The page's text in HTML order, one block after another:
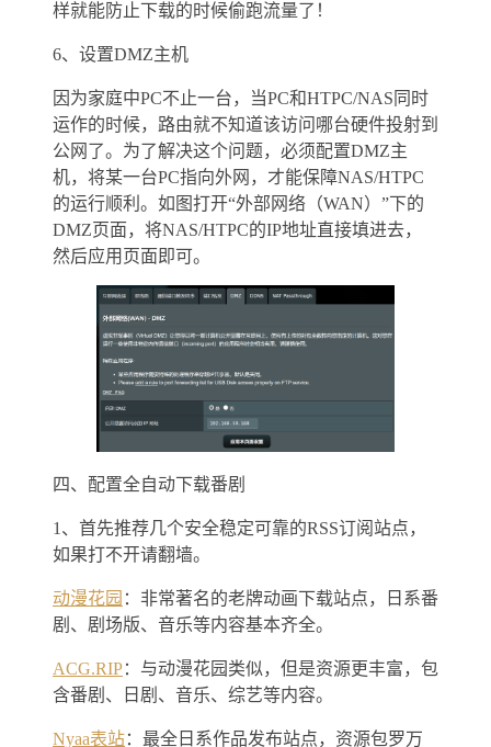
样就能防止下载的时候偷跑流量了！
6、设置DMZ主机
因为家庭中PC不止一台，当PC和HTPC/NAS同时
运作的时候，路由就不知道该访问哪台硬件投射到
公网了。为了解决这个问题，必须配置DMZ主
机，将某一台PC指向外网，才能保障NAS/HTPC
的运行顺利。如图打开“外部网络（WAN）”下的
DMZ页面，将NAS/HTPC的IP地址直接填进去，
然后应用页面即可。
四、配置全自动下载番剧
1、首先推荐几个安全稳定可靠的RSS订阅站点，
如果打不开请翻墙。
动漫花园 ：非常著名的老牌动画下载站点，日系番
剧、剧场版、音乐等内容基本齐全。
ACG.RIP：与动漫花园类似，但是资源更丰富，包
含番剧、日剧、音乐、综艺等内容。
Nyaa表站：最全日系作品发布站点，资源包罗万